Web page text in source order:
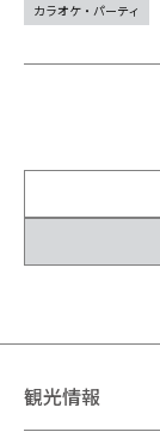
カラオケ・パーティ
観光情報